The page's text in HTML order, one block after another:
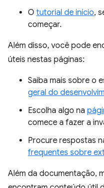
O tutorial de início,
começar.
Além disso, você pode
úteis nestas páginas:
Saiba mais sobre o
geral do
Escolha algo na
comece a fazer a
Procure respostas
frequentes sobre
Além da documentação,